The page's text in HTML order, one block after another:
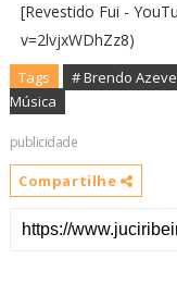
[Revestido Fui -
v=2lvjxWDhZz8)
Tags # Brendo
Música
publicidade
Compartilhe